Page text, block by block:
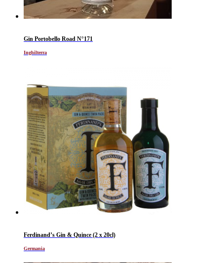
Gin Portobello Road N°171
Inghilterra
Ferdinand’s Gin & Quince (2 x 20cl)
Germania